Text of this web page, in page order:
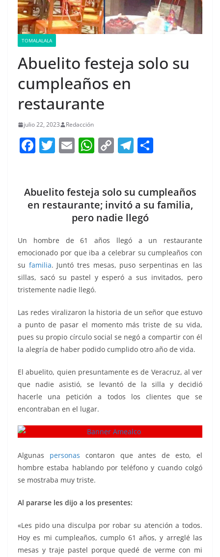
TOMALALALA
Abuelito festeja solo su
cumpleaños en
restaurante
julio 22, 2023 Redacción
F
e
b
o
k
T
er
E
l
W
s
A
p
p
C
y
Li
n
k
T
gr
a
m
e
Abuelito festeja solo su cumpleaños
en restaurante; invitó a su familia,
pero nadie llegó
Un hombre de 61 años llegó a un restaurante
emocionado por que iba a celebrar su cumpleaños con
su familia. Juntó tres mesas, puso serpentinas en las
sillas, sacó su pastel y esperó a sus invitados, pero
tristemente nadie llegó.
Las redes viralizaron la historia de un señor que estuvo
a punto de pasar el momento más triste de su vida,
pues su propio círculo social se negó a compartir con él
la alegría de haber podido cumplido otro año de vida.
El abuelito, quien presuntamente es de Veracruz, al ver
que nadie asistió, se levantó de la silla y decidió
hacerle una petición a todos los clientes que se
encontraban en el lugar.
Algunas personas contaron que antes de esto, el
hombre estaba hablando por teléfono y cuando colgó
se mostraba muy triste.
Al pararse les dijo a los presentes:
«Les pido una disculpa por robar su atención a todos.
Hoy es mi cumpleaños, cumplo 61 años, y arreglé las
mesas y traje pastel porque quedé de verme con mi